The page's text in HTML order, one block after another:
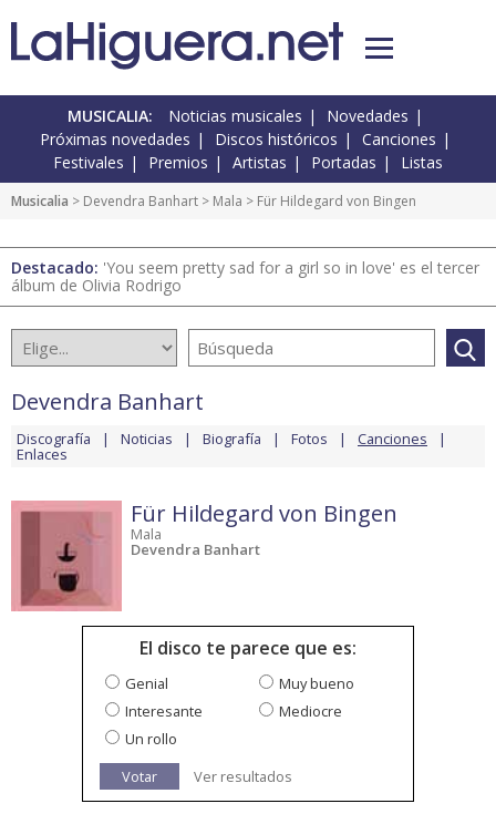
MUSICALIA: Noticias musicales
Novedades
Próximas novedades
Discos históricos
Canciones
Festivales
Premios Artistas Portadas Listas
Musicalia > Devendra Banhart > Mala > Für Hildegard von Bingen
Destacado: 'You seem pretty sad for a girl so in love' es el tercer
álbum de Olivia Rodrigo
Devendra Banhart
Discografía Noticias Biografía Fotos Canciones
Enlaces
Für Hildegard von Bingen
Mala
Devendra Banhart
El disco te parece que es:
Genial
Muy bueno
Interesante
Mediocre
Un rollo
Votar
Ver resultados